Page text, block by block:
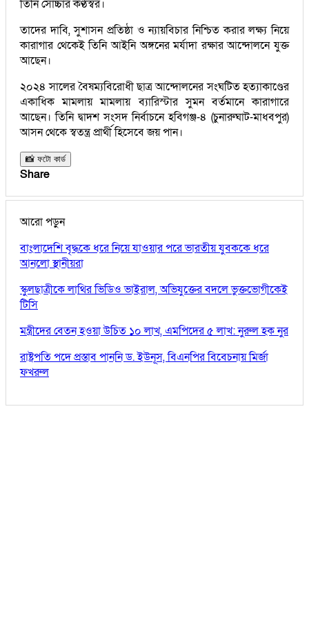
তিনি সোচ্চার কণ্ঠস্বর।
তাদের দাবি, সুশাসন প্রতিষ্ঠা ও ন্যায়বিচার নিশ্চিত করার লক্ষ্য নিয়ে
কারাগার থেকেই তিনি আইনি অঙ্গনের মর্যাদা রক্ষার আন্দোলনে যুক্ত
আছেন।
২০২৪ সালের বৈষম্যবিরোধী ছাত্র আন্দোলনের সংঘটিত হত্যাকাণ্ডের
একাধিক মামলায় মামলায় ব্যারিস্টার সুমন বর্তমানে কারাগারে
আছেন। তিনি দ্বাদশ সংসদ নির্বাচনে হবিগঞ্জ-৪ (চুনারুঘাট-মাধবপুর)
আসন থেকে স্বতন্ত্র প্রার্থী হিসেবে জয় পান।
📸 ফটো কার্ড
Share
আরো পড়ুন
বাংলাদেশি বৃদ্ধকে ধরে নিয়ে যাওয়ার পরে ভারতীয় যুবককে ধরে
আনলো স্থানীয়রা
স্কুলছাত্রীকে লাথির ভিডিও ভাইরাল, অভিযুক্তের বদলে ভুক্তভোগীকেই
টিসি
মন্ত্রীদের বেতন হওয়া উচিত ১০ লাখ, এমপিদের ৫ লাখ: নুরুল হক নুর
রাষ্ট্রপতি পদে প্রস্তাব পাননি ড. ইউনূস, বিএনপির বিবেচনায় মির্জা
ফখরুল